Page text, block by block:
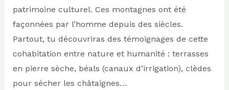
patrimoine culturel. Ces montagnes ont été
façonnées par l’homme depuis des siècles.
Partout, tu découvriras des témoignages de cette
cohabitation entre nature et humanité : terrasses
en pierre sèche, béals (canaux d’irrigation), clèdes
pour sécher les châtaignes…